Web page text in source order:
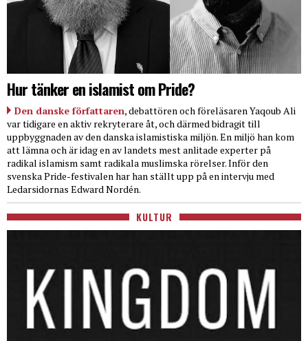
Hur tänker en islamist om Pride?
Den danske författaren, debattören och föreläsaren Yaqoub Ali
var tidigare en aktiv rekryterare åt, och därmed bidragit till
uppbyggnaden av den danska islamistiska miljön. En miljö han kom
att lämna och är idag en av landets mest anlitade experter på
radikal islamism samt radikala muslimska rörelser. Inför den
svenska Pride-festivalen har han ställt upp på en intervju med
Ledarsidornas Edward Nordén.
KULTUR